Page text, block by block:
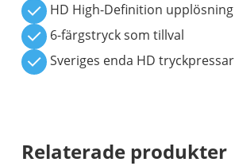
HD High-Definition upplösning
6-färgstryck som tillval
Sveriges enda HD tryckpressar
Relaterade produkter